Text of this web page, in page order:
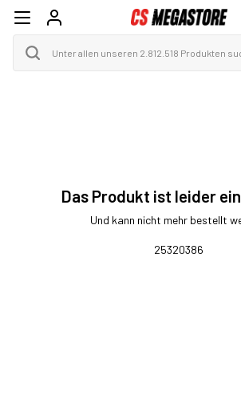
Das Produkt ist leider
Und kann nicht mehr bestellt
25320386